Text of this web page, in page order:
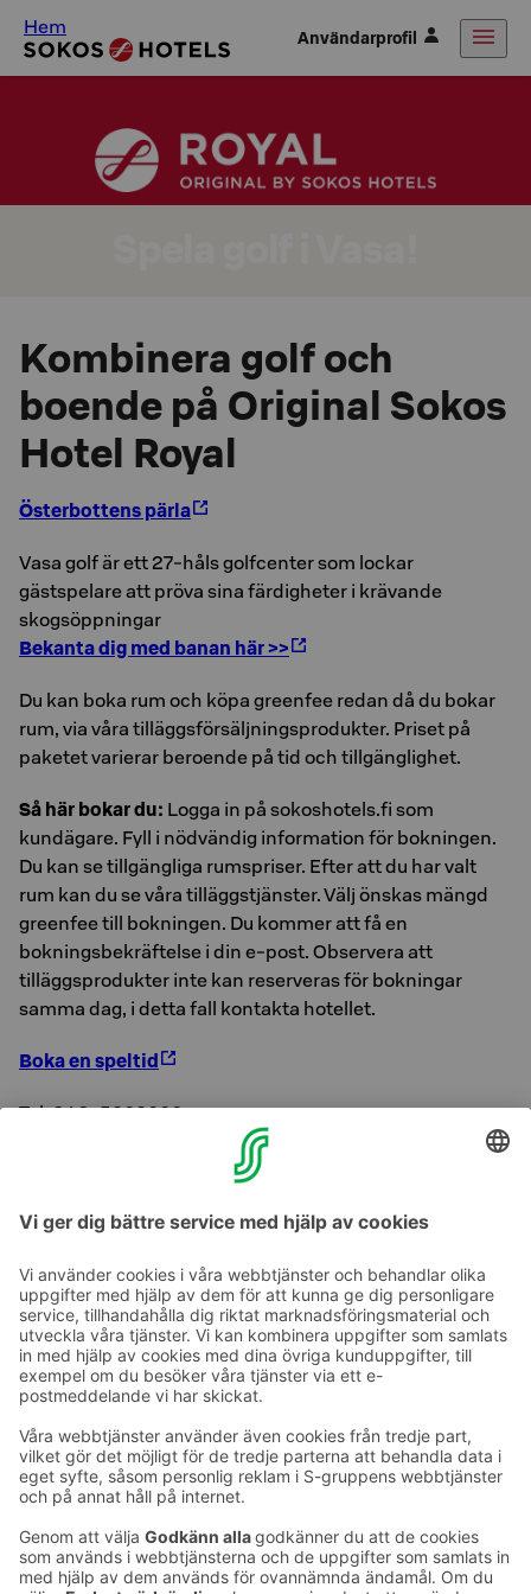
Hem Användarprofil
Kombinera golf och
boende på Original Sokos
Hotel Royal
Österbottens pärla
Vasa golf är ett 27-håls golfcenter som lockar
gästspelare att pröva sina färdigheter i krävande
skogsöppningar
Bekanta dig med banan här >>
Du kan boka rum och köpa greenfee redan då du bokar
rum, via våra tilläggsförsäljningsprodukter. Priset på
paketet varierar beroende på tid och tillgänglighet.
Så här bokar du: Logga in på sokoshotels.fi som
kundägare. Fyll i nödvändig information för bokningen.
Du kan se tillgängliga rumspriser. Efter att du har valt
rum kan du se våra tilläggstjänster. Välj önskas mängd
greenfee till bokningen. Du kommer att få en
bokningsbekräftelse i din e-post. Observera att
tilläggsprodukter inte kan reserveras för bokningar
samma dag, i detta fall kontakta hotellet.
Boka en speltid
Tel. 040-5268666
Vasa Golf ligger ca 8 km från vårt hotell. Hämta
ring receptionen, tel 0201234619.
Ta kontakt
Kontaktuppgifter till hotellen
Feedback
Ge feedback
Sokos Hotels nyhetsbrev
nyhetsbrev
Du får Sokos Hotellens senaste
förmåner och nyheter till din e-
Utmärkelser och certifikat